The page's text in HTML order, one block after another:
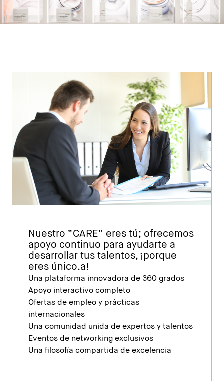
Nuestro “CARE” eres tú; ofrecemos
apoyo continuo para ayudarte a
desarrollar tus talentos, ¡porque
eres único.a!
Una plataforma innovadora de 360 grados
Apoyo interactivo completo
Ofertas de empleo y prácticas
internacionales
Una comunidad unida de expertos y talentos
Eventos de networking exclusivos
Una filosofía compartida de excelencia